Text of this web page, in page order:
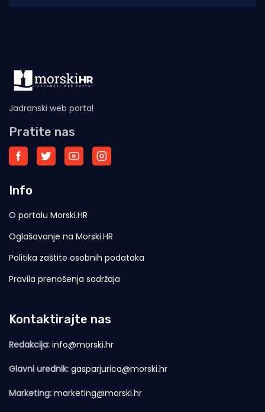
Jadranski web portal
Pratite nas
Info
O portalu Morski.HR
Oglašavanje na Morski.HR
Politika zaštite osobnih podataka
Pravila prenošenja sadržaja
Kontaktirajte nas
Redakcija: info@morski.hr
Glavni urednik: gasparjurica@morski.hr
Marketing: marketing@morski.hr